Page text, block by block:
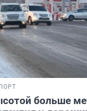
больше